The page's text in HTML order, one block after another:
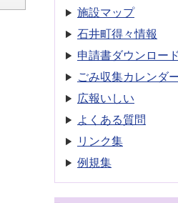
施設マップ
石井町得々情報
申請書ダウンロード
ごみ収集カレンダ
広報いしい
よくある質問
リンク集
例規集